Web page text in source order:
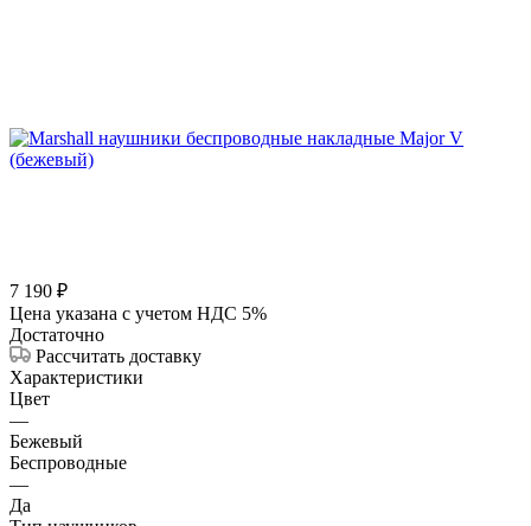
7 190 ₽
Цена указана с учетом НДС 5%
Достаточно
Рассчитать доставку
Характеристики
Цвет
—
Бежевый
Беспроводные
—
Да